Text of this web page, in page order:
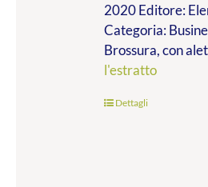
2020 Editore:
Categoria:
Brossura, con
l'estratto
Dettagli